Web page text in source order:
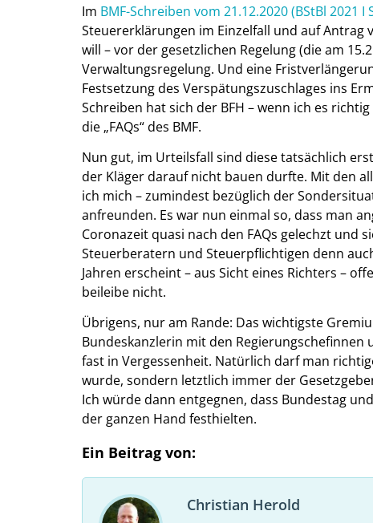
Im BMF-Schreiben vom 21.12.2020 (BStBl 2021 I
Steuererklärungen im Einzelfall und auf
will – vor der gesetzlichen Regelung (die am
Verwaltungsregelung. Und eine
Festsetzung des Verspätungszuschlages ins
Schreiben hat sich der BFH – wenn ich es
die „FAQs“ des BMF.
Nun gut, im Urteilsfall sind diese tatsächlich
der Kläger darauf nicht bauen durfte. Mit den
ich mich – zumindest bezüglich der
anfreunden. Es war nun einmal so, dass man
Coronazeit quasi nach den FAQs gelechzt und
Steuerberatern und Steuerpflichtigen denn
Jahren erscheint – aus Sicht eines Richters –
beileibe nicht.
Übrigens, nur am Rande: Das wichtigste
Bundeskanzlerin mit den Regierungschefinnen
fast in Vergessenheit. Natürlich darf man
wurde, sondern letztlich immer der
Ich würde dann entgegnen, dass Bundestag
der ganzen Hand festhielten.
Ein Beitrag von:
Christian Herold